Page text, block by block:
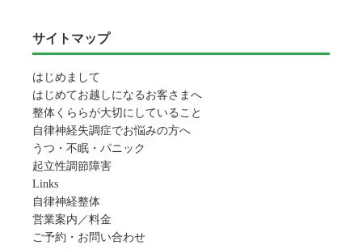
サイトマップ
はじめまして
はじめてお越しになるお客さまへ
整体くららが大切にしていること
自律神経失調症でお悩みの方へ
うつ・不眠・パニック
起立性調節障害
Links
自律神経整体
営業案内／料金
ご予約・お問い合わせ